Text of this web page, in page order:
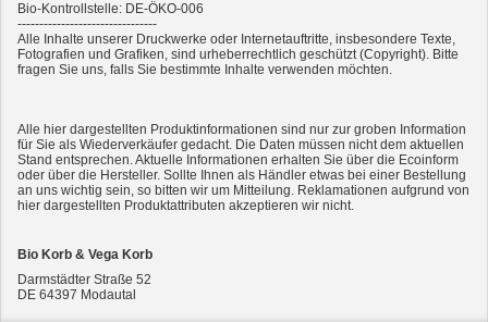
Bio-Kontrollstelle: DE-ÖKO-006
--------------------------------
Alle Inhalte unserer Druckwerke oder Internetauftritte, insbesondere Texte,
Fotografien und Grafiken, sind urheberrechtlich geschützt (Copyright). Bitte
fragen Sie uns, falls Sie bestimmte Inhalte verwenden möchten.
Alle hier dargestellten Produktinformationen sind nur zur groben Information
für Sie als Wiederverkäufer gedacht. Die Daten müssen nicht dem aktuellen
Stand entsprechen. Aktuelle Informationen erhalten Sie über die Ecoinform
oder über die Hersteller. Sollte Ihnen als Händler etwas bei einer Bestellung
an uns wichtig sein, so bitten wir um Mitteilung. Reklamationen aufgrund von
hier dargestellten Produktattributen akzeptieren wir nicht.
Bio Korb & Vega Korb
Darmstädter Straße 52
DE 64397 Modautal